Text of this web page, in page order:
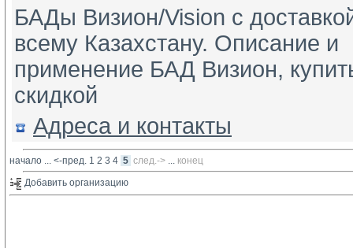
БАДы Визион/Vision с
всему Казахстану. Описание и
применение БАД Визион,
скидкой
Адреса и контакты
начало ... <-пред. 1 2 3 4 5 след.-> ... конец
Добавить организацию